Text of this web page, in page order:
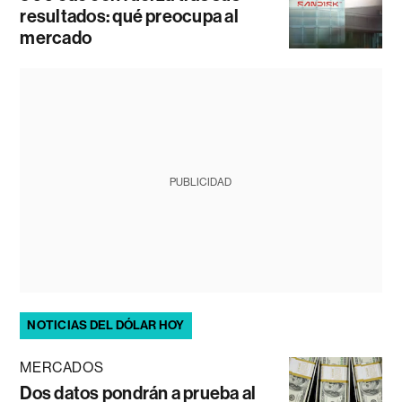
resultados: qué preocupa al
mercado
PUBLICIDAD
NOTICIAS DEL DÓLAR HOY
MERCADOS
Dos datos pondrán a prueba al